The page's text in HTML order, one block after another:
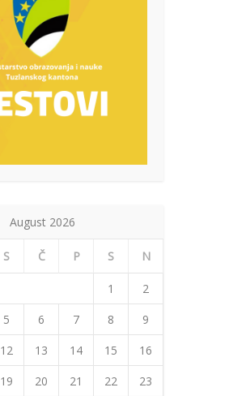
August 2026
S Č P S N
1
2
5 6 7 8
9
12 13 14 15
16
19 20 21 22
23